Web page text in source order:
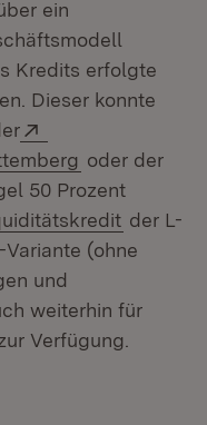
ein
Kredits erfolgte
Dieser konnte
(Öffnet in
oder der
50 Prozent
(Öffnet
der L-
(ohne
und
weiterhin für
Verfügung.